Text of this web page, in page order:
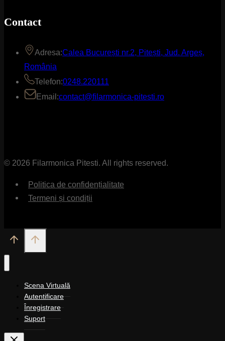
Contact
Adresa:Calea București nr.2, Pitești, Jud. Argeș,
România
Telefon:0248.220111
Email:contact@filarmonica-pitesti.ro
© 2026 Filarmonica Pitesti. All rights reserved.
Politica de confidențialitate
Termeni și condiții
Scena Virtuală
Autentificare
Înregistrare
Suport